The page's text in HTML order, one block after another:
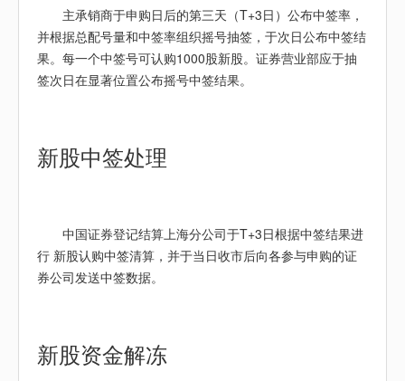
主承销商于申购日后的第三天（T+3日）公布中签率，
并根据总配号量和中签率组织摇号抽签，于次日公布中签结
果。每一个中签号可认购1000股新股。证券营业部应于抽
签次日在显著位置公布摇号中签结果。
新股中签处理
中国证券登记结算上海分公司于T+3日根据中签结果进
行 新股认购中签清算，并于当日收市后向各参与申购的证
券公司发送中签数据。
新股资金解冻